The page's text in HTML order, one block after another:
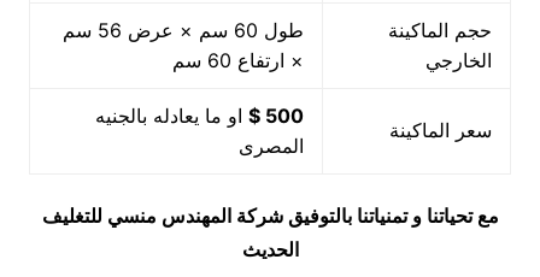
حجم الماكينة
الخارجي
طول 60 سم × عرض 56 سم
× ارتفاع 60 سم
سعر الماكينة
500 $
او ما يعادله بالجنيه
المصرى
مع تحياتنا و تمنياتنا بالتوفيق شركة المهندس منسي للتغليف
الحديث